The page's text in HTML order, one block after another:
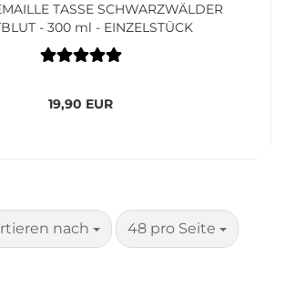
TASSE SCHWARZWÄLDER
- 300 ml - EINZELSTÜCK
19,90 EUR
nach
nach 48 pro Seite
pro Seite